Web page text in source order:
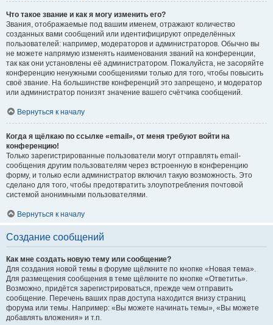
Что такое звание и как я могу изменить его?
Звания, отображаемые под вашим именем, отражают количество
созданных вами сообщений или идентифицируют определённых
пользователей: например, модераторов и администраторов. Обычно вы
не можете напрямую изменять наименования званий на конференции,
так как они установлены её администратором. Пожалуйста, не засоряйте
конференцию ненужными сообщениями только для того, чтобы повысить
своё звание. На большинстве конференций это запрещено, и модератор
или администратор понизят значение вашего счётчика сообщений.
Вернуться к началу
Когда я щёлкаю по ссылке «email», от меня требуют войти на
конференцию!
Только зарегистрированные пользователи могут отправлять email-
сообщения другим пользователям через встроенную в конференцию
форму, и только если администратор включил такую возможность. Это
сделано для того, чтобы предотвратить злоупотребления почтовой
системой анонимными пользователями.
Вернуться к началу
Создание сообщений
Как мне создать новую тему или сообщение?
Для создания новой темы в форуме щёлкните по кнопке «Новая тема».
Для размещения сообщения в теме щёлкните по кнопке «Ответить».
Возможно, придётся зарегистрироваться, прежде чем отправить
сообщение. Перечень ваших прав доступа находится внизу страниц
форума или темы. Например: «Вы можете начинать темы», «Вы можете
добавлять вложения» и т.п.